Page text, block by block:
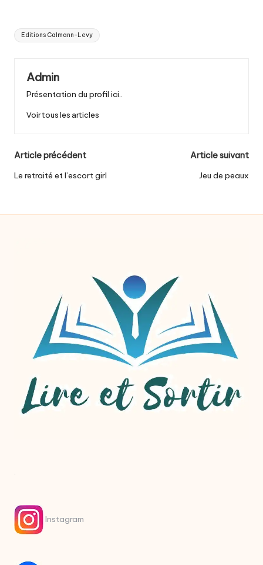
Tags:
Editions Calmann-Levy
Admin
Présentation du profil ici..
Voir tous les articles
Post
navigation
Article précédent
Le retraité et l’escort girl
Article suivant
Jeu de peaux
.
Instagram